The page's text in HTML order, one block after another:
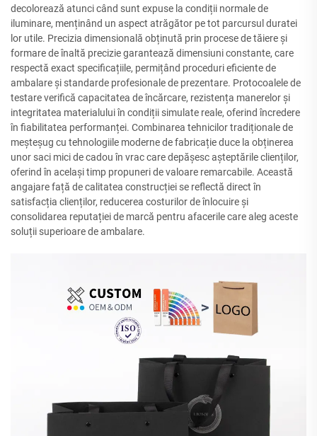
decolorează atunci când sunt expuse la condiții normale de
iluminare, menținând un aspect atrăgător pe tot parcursul duratei
lor utile. Precizia dimensională obținută prin procese de tăiere și
formare de înaltă precizie garantează dimensiuni constante, care
respectă exact specificațiile, permițând proceduri eficiente de
ambalare și standarde profesionale de prezentare. Protocoalele de
testare verifică capacitatea de încărcare, rezistența manerelor și
integritatea materialului în condiții simulate reale, oferind încredere
în fiabilitatea performanței. Combinarea tehnicilor tradiționale de
meșteșug cu tehnologiile moderne de fabricație duce la obținerea
unor saci mici de cadou în vrac care depășesc așteptările clienților,
oferind în același timp propuneri de valoare remarcabile. Această
angajare față de calitatea construcției se reflectă direct în
satisfacția clienților, reducerea costurilor de înlocuire și
consolidarea reputației de marcă pentru afacerile care aleg aceste
soluții superioare de ambalare.